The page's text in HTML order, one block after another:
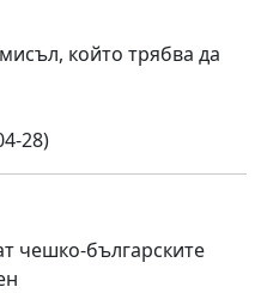
който трябва да
28)
чешко-българските